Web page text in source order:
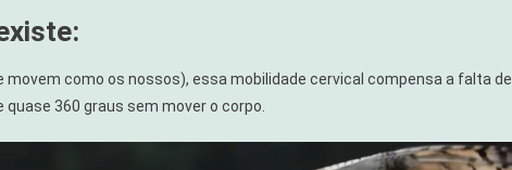
como os nossos), essa mobilidade cervical compensa a falta de
360 graus sem mover o corpo.